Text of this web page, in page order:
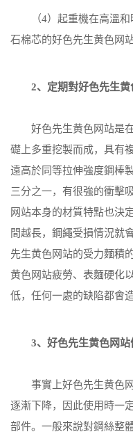
（4）起重機在高溫和
石棉芯的好色先生黄色网站
2、定期對好色先生黄
好色先生黄色网站是在
礎上多重挖製而成，具有
遠高於同等拉伸強度鋼棒
三分之一，有很強的衝擊
网站本身的材質特點也決
間越長，鋼繩受損情況就
先生黄色网站的受力麵積
黄色网站疲勞、表麵硬化
低，任何一處的缺陷都會
3、好色先生黄色网站
事實上好色先生黄色网
逐漸下降，因此使用時一
部件。一般來說對鋼絲整